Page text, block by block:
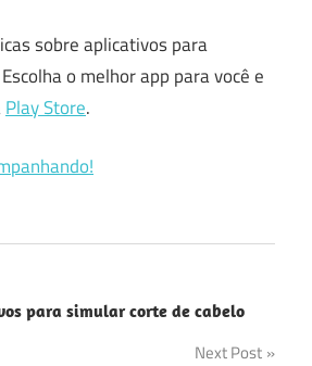
sobre aplicativos para
o melhor app para você e
Play Store.
para simular corte de cabelo
Next Post